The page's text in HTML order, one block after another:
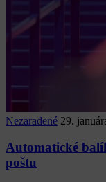
Nezaradené 29.
Automatické
poštu